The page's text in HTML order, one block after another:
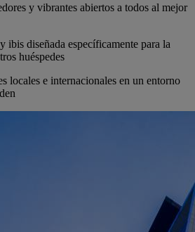
y vibrantes abiertos a todos al mejor
ibis diseñada específicamente para la
huéspedes
locales e internacionales en un entorno